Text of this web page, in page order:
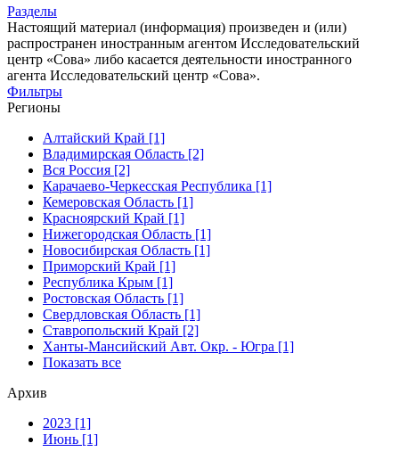
Разделы
Настоящий материал (информация) произведен и (или)
распространен иностранным агентом Исследовательский
центр «Сова» либо касается деятельности иностранного
агента Исследовательский центр «Сова».
Фильтры
Регионы
Алтайский Край [1]
Владимирская Область [2]
Вся Россия [2]
Карачаево-Черкесская Республика [1]
Кемеровская Область [1]
Красноярский Край [1]
Нижегородская Область [1]
Новосибирская Область [1]
Приморский Край [1]
Республика Крым [1]
Ростовская Область [1]
Свердловская Область [1]
Ставропольский Край [2]
Ханты-Мансийский Авт. Окр. - Югра [1]
Показать все
Архив
2023 [1]
Июнь [1]